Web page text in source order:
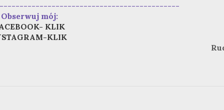
Obserwuj mój:
KLIK
KLIK